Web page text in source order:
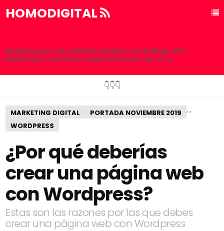
HOMODIGITAL
Blog Magazine sobre Marketing Digital, Social Media, SEO,
Marketing de contenidos, Apps y Educación con TIC´s
👇👇👇
MARKETING DIGITAL ,
PORTADA NOVIEMBRE 2019 ,
WORDPRESS
¿Por qué deberías
crear una página web
con Wordpress?
Estas son las razones por las que debes
crear una página web con Wordpress